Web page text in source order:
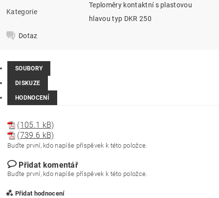
Kategorie
Teploměry kontaktní s plastovou
hlavou typ DKR 250
Dotaz
SOUBORY
DISKUZE
HODNOCENÍ
(105.1 kB)
(739.6 kB)
Buďte první, kdo napíše příspěvek k této položce.
Přidat komentář
Buďte první, kdo napíše příspěvek k této položce.
Přidat hodnocení